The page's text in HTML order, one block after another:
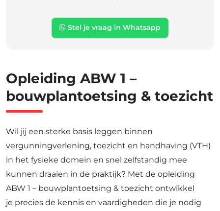
Opleiding ABW 1 –
bouwplantoetsing & toezicht
Wil jij een sterke basis leggen binnen
vergunningverlening, toezicht en handhaving (VTH)
in het fysieke domein en snel zelfstandig mee
kunnen draaien in de praktijk? Met de opleiding
ABW 1 – bouwplantoetsing & toezicht ontwikkel
je precies de kennis en vaardigheden die je nodig
Stel je vraag in Whatsapp